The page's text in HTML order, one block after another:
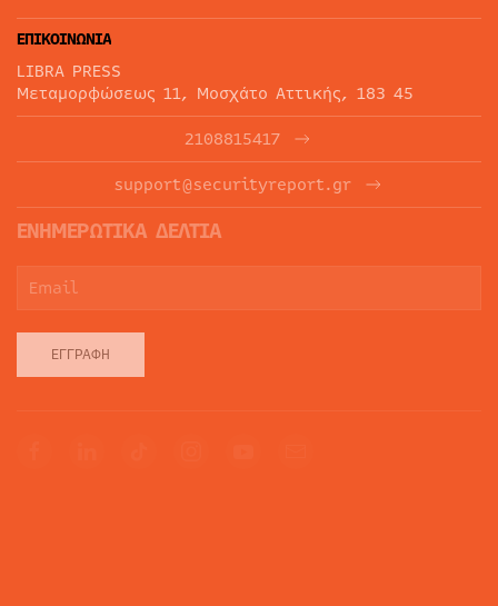
ΕΠΙΚΟΙΝΩΝΙΑ
LIBRA PRESS
Μεταμορφώσεως 11, Μοσχάτο Αττικής, 183 45
2108815417
support@securityreport.gr
ΕΝΗΜΕΡΩΤΙΚΑ ΔΕΛΤΙΑ
ΕΓΓΡΑΦΉ